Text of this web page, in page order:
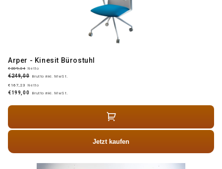
Arper - Kinesit Bürostuhl
€209,24 Netto
€249,00 Brutto inkl. MwSt.
€167,23
Netto
€199,00 Brutto inkl. MwSt.
Jetzt kaufen